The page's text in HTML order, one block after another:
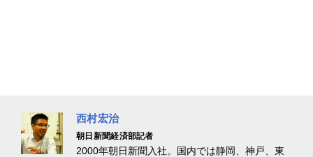
西村宏治
朝日新聞経済部記者
2000年朝日新聞入社。国内では静岡、神戸、東